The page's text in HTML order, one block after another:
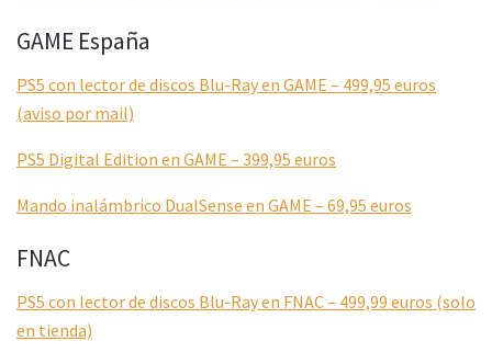
GAME España
PS5 con lector de discos Blu-Ray en GAME – 499,95 euros
(aviso por mail)
PS5 Digital Edition en GAME – 399,95 euros
Mando inalámbrico DualSense en GAME – 69,95 euros
FNAC
PS5 con lector de discos Blu-Ray en FNAC – 499,99 euros (solo
en tienda)